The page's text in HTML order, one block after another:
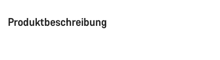
Produktbeschreibung